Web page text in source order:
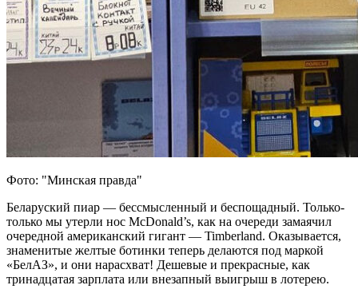
Фото: "Минская правда"
Беларуский пиар — бессмысленный и беспощадный. Только-
только мы утерли нос McDonald’s, как на очереди замаячил
очередной американский гигант — Timberland. Оказывается,
знаменитые желтые ботинки теперь делаются под маркой
«БелАЗ», и они нарасхват! Дешевые и прекрасные, как
тринадцатая зарплата или внезапный выигрыш в лотерею.